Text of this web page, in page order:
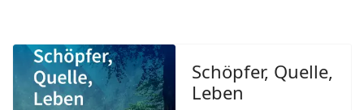
Schöpfer, Quelle,
Leben